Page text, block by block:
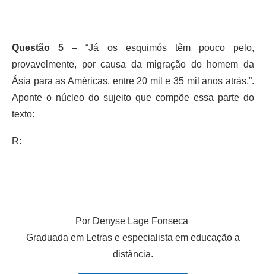
Questão 5 – “Já os esquimós têm pouco pelo,
provavelmente, por causa da migração do homem da
Ásia para as Américas, entre 20 mil e 35 mil anos atrás.”.
Aponte o núcleo do sujeito que compõe essa parte do
texto:
R:
Por Denyse Lage Fonseca
Graduada em Letras e especialista em educação a
distância.